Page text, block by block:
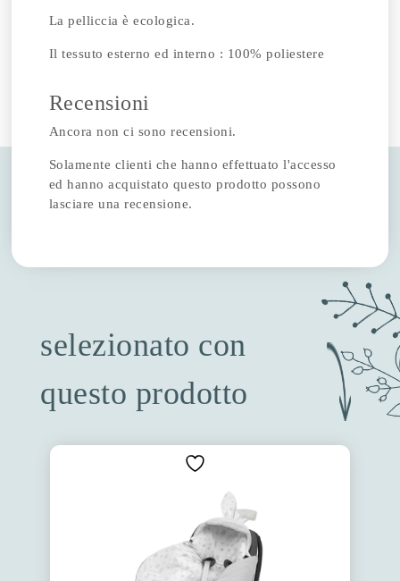
La pelliccia è ecologica.
Il tessuto esterno ed interno : 100% poliestere
Recensioni
Ancora non ci sono recensioni.
Solamente clienti che hanno effettuato l'accesso
ed hanno acquistato questo prodotto possono
lasciare una recensione.
selezionato con
questo prodotto